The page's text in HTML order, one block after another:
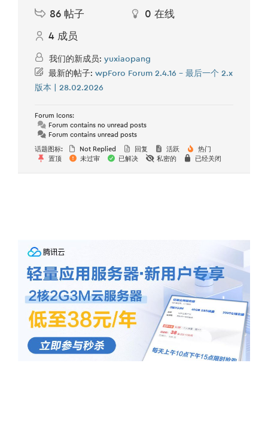
86 帖子 0 在线
4 成员
我们的新成员: yuxiaopang
最新的帖子: wpForo Forum 2.4.16 – 最后一个 2.x
版本 | 28.02.2026
Forum Icons:
Forum contains no unread posts
Forum contains unread posts
话题图标: Not Replied 回复 活跃
热门
置顶
未过审 已解决 私密的 已经关闭